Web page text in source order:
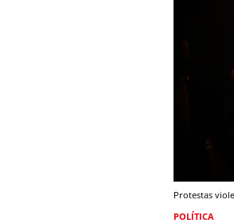
Protestas
POLÍTICA